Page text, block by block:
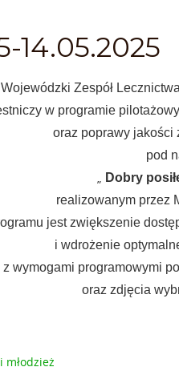
14.05.2025
Wojewódzki Zespół
w programie
oraz poprawy jakości
pod
„ Dobry
realizowanym przez
jest zwiększenie
i wdrożenie
wymogami programowymi
oraz zdjęcia
młodzież